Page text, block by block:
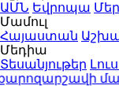
ԱՄՆ Եվրոպա
Մամուլ
Հայաստան
Մեդիա
Տեսանյութեր